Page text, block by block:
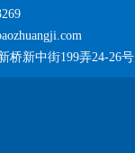
桥新中街199弄24-26号